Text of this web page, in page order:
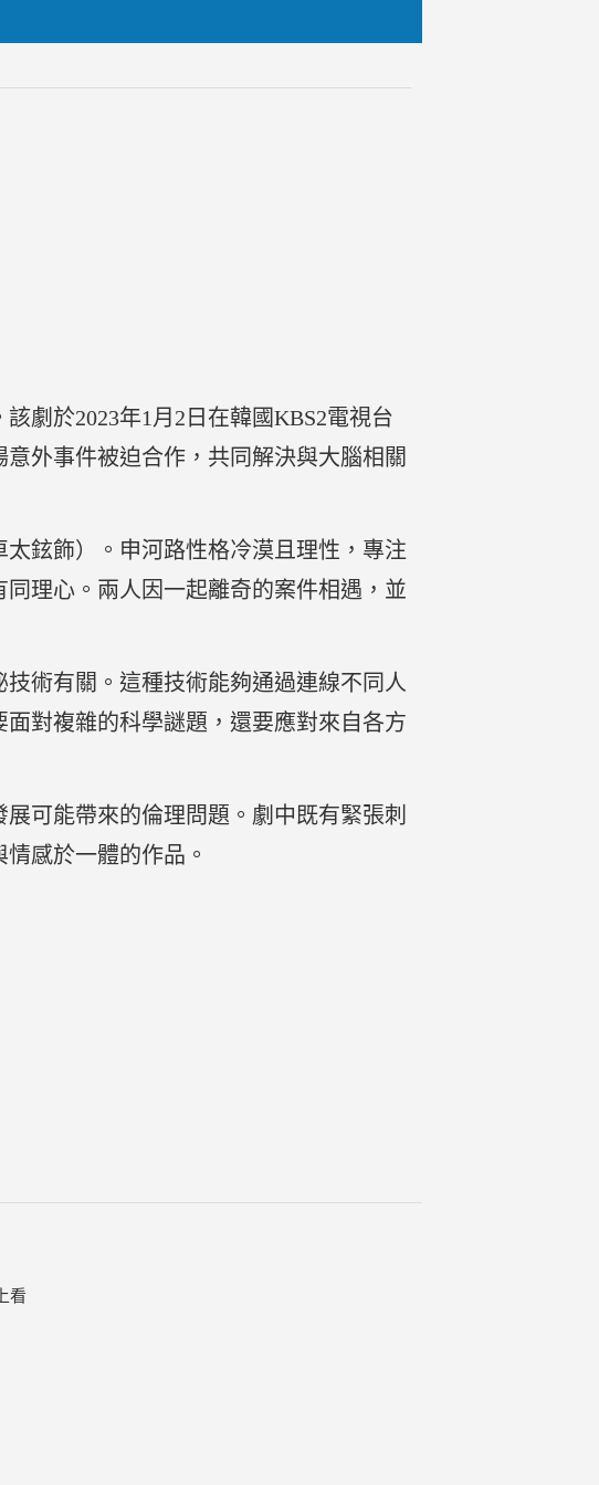
劇於2023年1月2日在韓國KBS2電視台
外事件被迫合作，共同解決與大腦相關
鉉飾）。申河路性格冷漠且理性，專注
理心。兩人因一起離奇的案件相遇，並
術有關。這種技術能夠通過連線不同人
對複雜的科學謎題，還要應對來自各方
可能帶來的倫理問題。劇中既有緊張刺
感於一體的作品。
看